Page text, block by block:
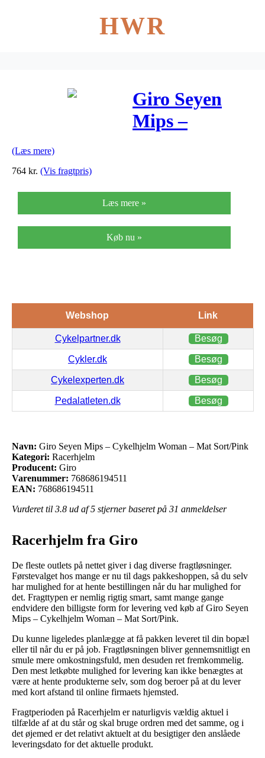
HWR
Giro Seyen
Mips –
Sort/Pink
(Læs mere)
764 kr. (Vis fragtpris)
Læs mere »
Køb nu »
Webshop Link
Cykelpartner.dk Besøg
Cykler.dk Besøg
Cykelexperten.dk Besøg
Pedalatleten.dk Besøg
Navn: Giro Seyen Mips – Cykelhjelm Woman – Mat Sort/Pink
Kategori: Racerhjelm
Producent: Giro
Varenummer: 768686194511
EAN: 768686194511
Vurderet til 3.8 ud af 5 stjerner baseret på 31 anmeldelser
Racerhjelm fra Giro
De fleste outlets på nettet giver i dag diverse fragtløsninger.
Førstevalget hos mange er nu til dags pakkeshoppen, så du selv
har mulighed for at hente bestillingen når du har mulighed for
det. Fragttypen er nemlig rigtig smart, samt mange gange
endvidere den billigste form for levering ved køb af Giro Seyen
Mips – Cykelhjelm Woman – Mat Sort/Pink.
Du kunne ligeledes planlægge at få pakken leveret til din bopæl
eller til når du er på job. Fragtløsningen bliver gennemsnitligt en
smule mere omkostningsfuld, men desuden ret fremkommelig.
Den mest letkøbte mulighed for levering kan ikke benægtes at
være at hente produkterne selv, som dog beroer på at du lever
med kort afstand til online firmaets hjemsted.
Fragtperioden på Racerhjelm er naturligvis vældig aktuel i
tilfælde af at du står og skal bruge ordren med det samme, og i
det øjemed er det relativt aktuelt at du besigtiger den anslåede
leveringsdato for det aktuelle produkt.